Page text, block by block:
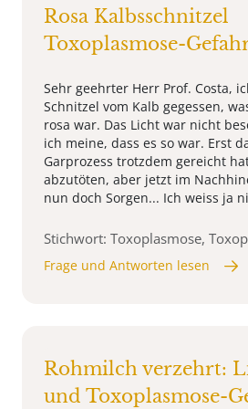
Rosa Kalbsschnitzel
Toxoplasmose-
Sehr geehrter Herr Prof. Costa,
Schnitzel vom Kalb gegessen,
rosa war. Das Licht war nicht
ich meine, dass es so war. Erst
Garprozess trotzdem gereicht
abzutöten, aber jetzt im
nun doch Sorgen... Ich weiss ja
Stichwort: Toxoplasmose,
Frage und Antworten lesen
Rohmilch verzehrt:
und Toxoplasmose-